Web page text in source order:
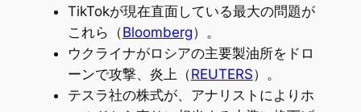
TikTokが現在直面している最大の問題が
これら（Bloomberg）。
ウクライナがロシアの主要製油所をドロ
ーンで攻撃、炎上（REUTERS）。
テスラ社の株式が、アナリストによりホ